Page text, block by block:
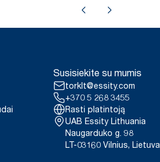
Susisiekite su mumis
torklt@essity.com
+370 5 268 3455
Rasti platintoją
UAB Essity Lithuania
Naugarduko g. 98
LT-03160 Vilnius, Lietuva